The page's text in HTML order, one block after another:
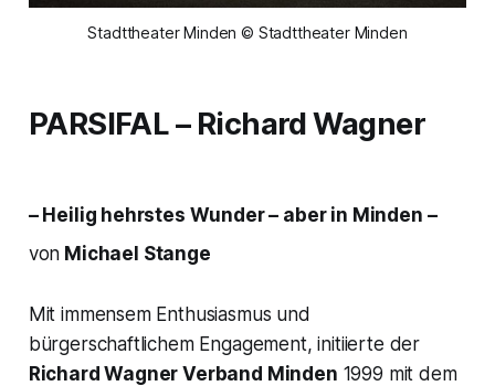
Stadttheater Minden © Stadttheater Minden
PARSIFAL– Richard Wagner
– Heilig hehrstes Wunder – aber in Minden –
von Michael Stange
Mit immensem Enthusiasmus und
bürgerschaftlichem Engagement, initiierte der
Richard Wagner Verband Minden 1999 mit dem